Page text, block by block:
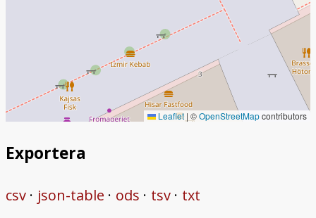
Leaflet | ©OpenStreetMapcontributors
Exportera
csv json-table ods tsv txt